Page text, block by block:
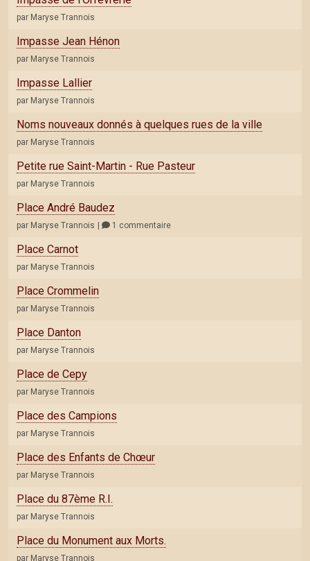
par Maryse Trannois
Impasse Jean Hénon
par Maryse Trannois
Impasse Lallier
par Maryse Trannois
Noms nouveaux donnés à quelques rues de la ville
par Maryse Trannois
Petite rue Saint-Martin - Rue Pasteur
par Maryse Trannois
Place André Baudez
par Maryse Trannois 1 commentaire
Place Carnot
par Maryse Trannois
Place Crommelin
par Maryse Trannois
Place Danton
par Maryse Trannois
Place de Cepy
par Maryse Trannois
Place des Campions
par Maryse Trannois
Place des Enfants de Chœur
par Maryse Trannois
Place du 87ème R.I.
par Maryse Trannois
Place du Monument aux Morts.
par Maryse Trannois